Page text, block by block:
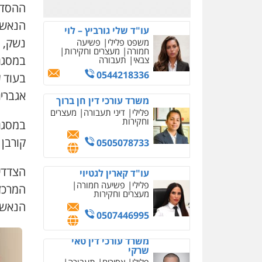
עו"ד שלי גורביץ – לוי
משפט פלילי פשיעה
חמורה מעצרים וחקירות
צבאי תעבורה
0544218336
משרד עורכי דין חן ברוך
פלילי דיני תעבורה מעצרים
וחקירות
0505078733
עו"ד קארין לגטיוי
פלילי פשיעה חמורה
מעצרים וחקירות
0507446995
משרד עורכי דין טאי
שרקי
נשק,